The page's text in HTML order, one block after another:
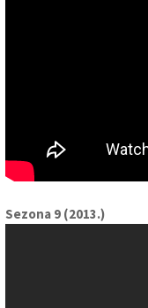
Sezona 9 (2013.)